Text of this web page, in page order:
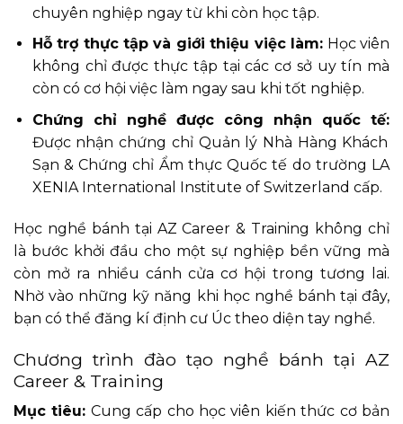
chuyên nghiệp ngay từ khi còn học tập.
Hỗ trợ thực tập và giới thiệu việc làm: Học viên
không chỉ được thực tập tại các cơ sở uy tín mà
còn có cơ hội việc làm ngay sau khi tốt nghiệp.
Chứng chỉ nghề được công nhận quốc tế:
Được nhận chứng chỉ Quản lý Nhà Hàng Khách
Sạn & Chứng chỉ Ẩm thực Quốc tế do trường LA
XENIA International Institute of Switzerland cấp. ​
Học nghề bánh tại AZ Career & Training không chỉ
là bước khởi đầu cho một sự nghiệp bền vững mà
còn mở ra nhiều cánh cửa cơ hội trong tương lai.
Nhờ vào những kỹ năng khi học nghề bánh tại đây,
bạn có thể đăng kí định cư Úc theo diện tay nghề.
Chương trình đào tạo nghề bánh tại AZ
Career & Training
Mục tiêu: Cung cấp cho học viên kiến thức cơ bản